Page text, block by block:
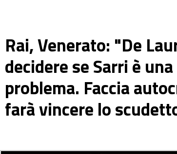
Rai, Venerato: "De
decidere se Sarri è
problema. Faccia
farà vincere lo